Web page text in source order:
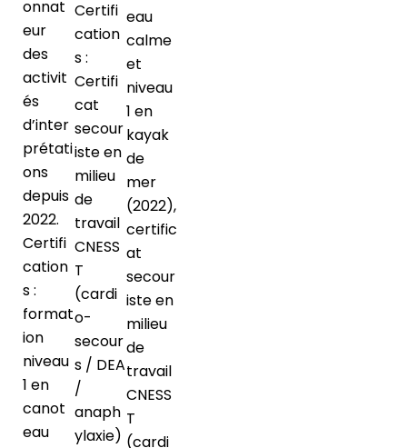
onnat
eur
des
activit
és
d’inter
prétati
ons
depuis
2022.
Certifi
cation
s :
format
ion
niveau
1 en
canot
eau
Certifi
cation
s :
Certifi
cat
secour
iste en
milieu
de
travail
CNESS
T
(cardi
o-
secour
s / DEA
/
anaph
ylaxie)
eau
calme
et
niveau
1 en
kayak
de
mer
(2022),
certific
at
secour
iste en
milieu
de
travail
CNESS
T
(cardi